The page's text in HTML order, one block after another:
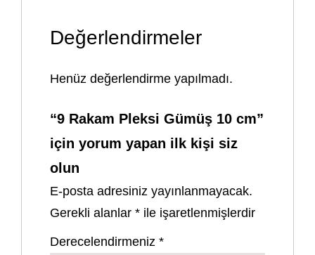
Değerlendirmeler
Henüz değerlendirme yapılmadı.
“9 Rakam Pleksi Gümüş 10 cm”
için yorum yapan ilk kişi siz
olun
E-posta adresiniz yayınlanmayacak.
Gerekli alanlar* ile işaretlenmişlerdir
Derecelendirmeniz*